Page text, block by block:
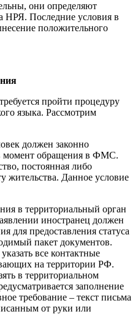
они определяют
НРЯ. Последние условия в
положительного
пройти процедуру
языка. Рассмотрим
должен законно
момент обращения в ФМС.
постоянная либо
жительства. Данное условие
в территориальный орган
иностранец должен
для предоставления статуса
пакет документов.
все контактные
на территории РФ.
в территориальном
заполнение
требование – текст письма
от руки или